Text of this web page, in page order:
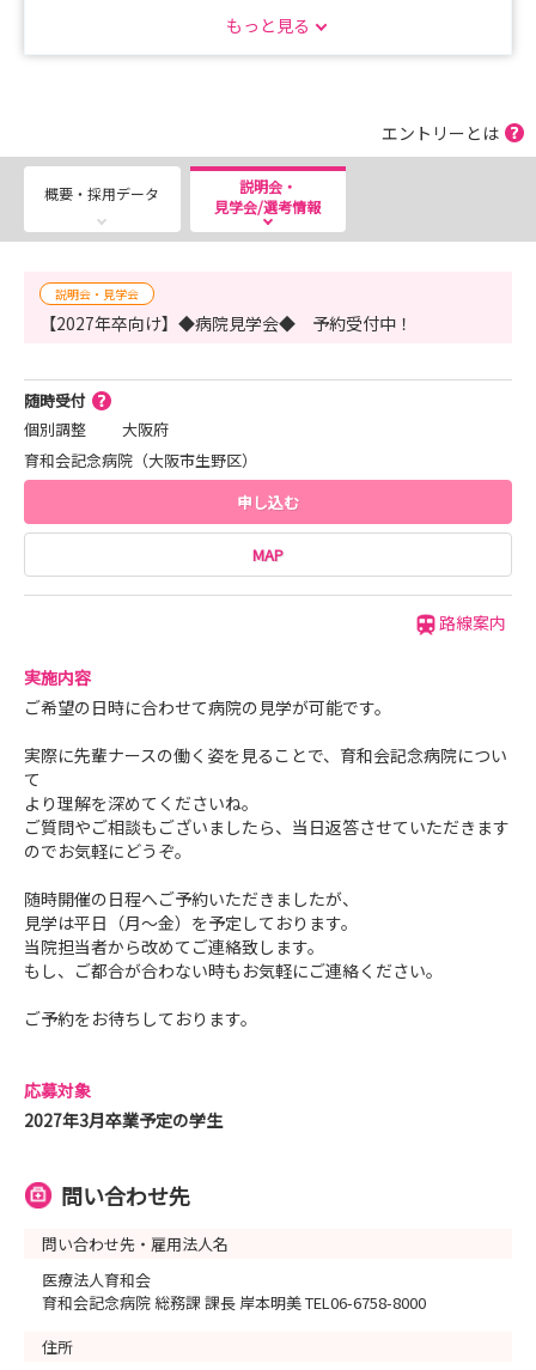
ただその分、早い段階から実践的な看護力を身につけられ
る環境があります。
一方で、
・年間休日１２５日
・月平均残業２時間程度
・地下鉄 北巽駅から徒歩３分
と、無理なく働ける環境もしっかり整えています。
「しっかり学ぶ」と「しっかり休む」を両立できること
また、２０２５年実績で新卒離職者は０名。
新人一人ひとりのペースを大切にし、先輩やチームでフォ
ローする体制を大切にしています。
・急性期看護に挑戦したい方
・通勤や生活のしやすさも重視したい方
・長く安心して看護師として成長したい方
育和会記念病院は、そんな皆さんをあたたかく迎える病院
もっと見る
エントリーとは
概要・採用データ
説明会・
見学会/選考情報
説明会・見学会
【2027年卒向け】◆病院見学会◆ 予約受付中！
随時受付
個別調整
大阪府
育和会記念病院（大阪市生野区）
申し込む
MAP
路線案内
実施内容
ご希望の日時に合わせて病院の見学が可能です。
実際に先輩ナースの働く姿を見ることで、育和会記念病院につい
て
より理解を深めてくださいね。
ご質問やご相談もございましたら、当日返答させていただきます
のでお気軽にどうぞ。
随時開催の日程へご予約いただきましたが、
見学は平日（月～金）を予定しております。
当院担当者から改めてご連絡致します。
もし、ご都合が合わない時もお気軽にご連絡ください。
ご予約をお待ちしております。
応募対象
2027年3月卒業予定の学生
問い合わせ先
問い合わせ先・雇用法人名
医療法人育和会
育和会記念病院 総務課 課長 岸本明美 TEL06-6758-8000
住所